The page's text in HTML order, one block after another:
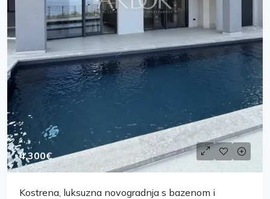
4,300€
Kostrena, luksuzna novogradnja s bazenom i